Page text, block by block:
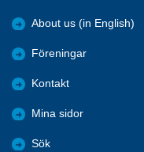
About us (in English)
Föreningar
Kontakt
Mina sidor
Sök